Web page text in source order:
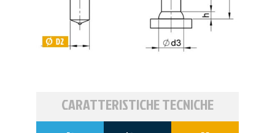
CARATTERISTICHE TECNICHE